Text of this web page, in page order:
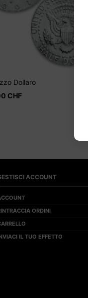
Dollaro
CHF
ACCOUNT
ORDINI
IL TUO EFFETTO